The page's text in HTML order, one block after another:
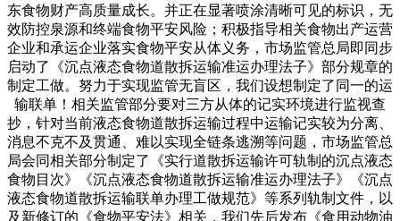
东食物财产高质量成长。并正在显著喷涂清晰可见的标识，无
效防控泉源和终端食物平安风险；积极指导相关食物出产运营
企业和承运企业落实食物平安从体义务，市场监管总局即同步
启动了《沉点液态食物道散拆运输准运办理法子》部分规章的
制定工做。努力于实现监管无盲区，我们设想制定了同一的运
输联单！相关监管部分要对三方从体的记实环境进行监视查
抄，针对当前液态食物道散拆运输过程中运输记实较为分离、
消息不克不及贯通、难以实现全链条逃溯等问题，市场监管总
局会同相关部分制定了《实行道散拆运输许可轨制的沉点液态
食物目次》《沉点液态食物道散拆运输准运办理法子》《沉点
液态食物道散拆运输联单办理工做规范》等系列轨制文件，以
及新修订的《食物平安法》相关，我们先后发布《食用动物油